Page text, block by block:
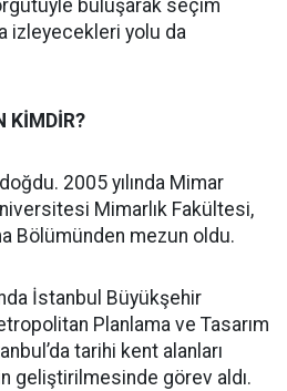
buluşarak seçim
izleyecekleri yolu da
KİMDİR?
2005 yılında Mimar
Mimarlık Fakültesi,
Bölümünden mezun oldu.
İstanbul Büyükşehir
Planlama ve Tasarım
tarihi kent alanları
geliştirilmesinde görev aldı.